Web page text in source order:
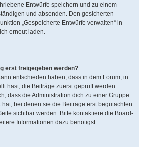
Entwürfe speichern und zu einem
und absenden. Den gesicherten
„Gespeicherte Entwürfe verwalten“ in
erneut laden.
erst freigegeben werden?
entschieden haben, dass in dem Forum, in
hast, die Beiträge zuerst geprüft werden
dass die Administration dich zu einer Gruppe
bei denen sie die Beiträge erst begutachten
sichtbar werden. Bitte kontaktiere die Board-
Informationen dazu benötigst.